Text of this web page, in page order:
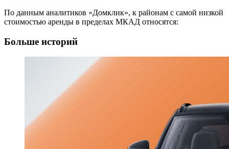
По данным аналитиков «Домклик», к районам с самой низкой
стоимостью аренды в пределах МКАД относятся:
Больше историй